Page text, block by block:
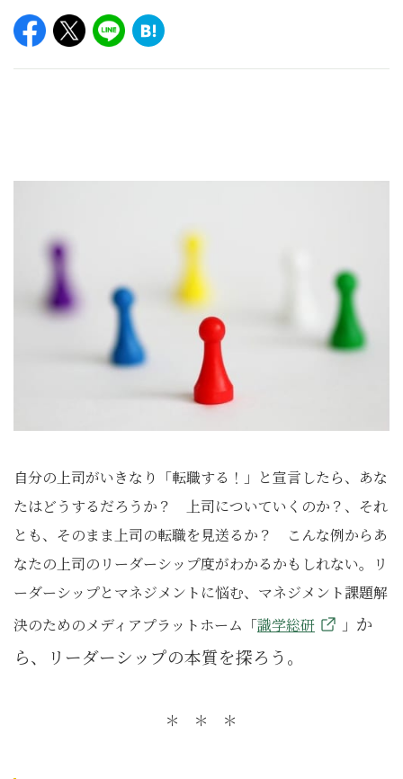
自分の上司がいきなり「転職する！」と宣言したら、あな
たはどうするだろうか？ 上司についていくのか？、それ
とも、そのまま上司の転職を見送るか？ こんな例からあ
なたの上司のリーダーシップ度がわかるかもしれない。リ
ーダーシップとマネジメントに悩む、マネジメント課題解
決のためのメディアプラットホーム「識学総研 」 か
ら、リーダーシップの本質を探ろう。
＊ ＊ ＊